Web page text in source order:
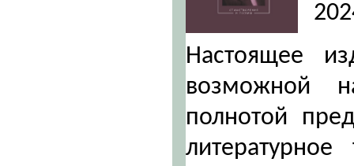
Настоящее
возможной
полнотой
литературное